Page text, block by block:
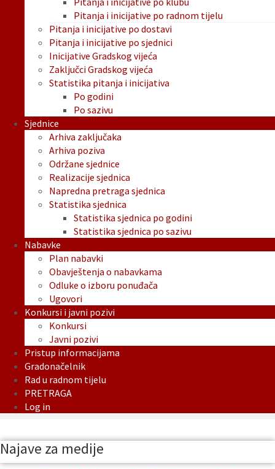
Pitanja i inicijative po radnom tijelu
Pitanja i inicijative po dostavi
Pitanja i inicijative po sjednici
Inicijative Gradskog vijeća
Zaključci Gradskog vijeća
Statistika pitanja i inicijativa
Po godini
Po sazivu
Sjednice
Arhiva zaključaka
Arhiva poziva
Održane sjednice
Realizacije sjednica
Napredna pretraga sjednica
Statistika sjednica
Statistika sjednica po godini
Statistika sjednica po sazivu
Nabavke
Plan nabavki
Obavještenja o nabavkama
Odluke o izboru ponuđača
Ugovori
Konkursi i javni pozivi
Konkursi
Javni pozivi
Pristup informacijama
Gradonačelnik
Rad u radnom tijelu
PRETRAGA
Log in
Najave za medije